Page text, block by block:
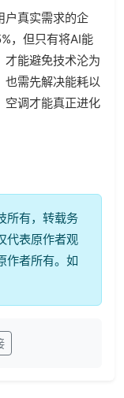
户真实需求的企
，但只有将AI能
才能避免技术沦为
也需先解决能耗以
空调才能真正进化
所有，转载务
代表原作者观
作者所有。如